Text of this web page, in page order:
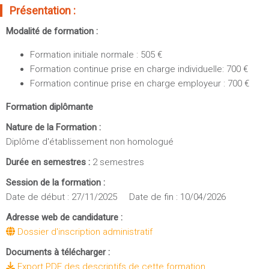
Sportives)
GEP (Génie Electrique des Procédés - Département composante)
Informatique (Département Composante)
Plan et accès
Intranet des personnels
Moodle
Messagerie
Stage et emploi
Portefeuille d'Expériences et
de Compétences
Fermer
Présentation :
Modalité de formation :
Formation initiale normale : 505 €
Formation continue prise en charge individuelle: 700 €
Formation continue prise en charge employeur : 700 €
Formation diplômante
Nature de la Formation :
Diplôme d'établissement non homologué
Durée en semestres : 2 semestres
Session de la formation :
Date de début : 27/11/2025 Date de fin : 10/04/2026
Adresse web de candidature :
Dossier d'inscription administratif
Documents à télécharger :
Export PDF des descriptifs de cette formation